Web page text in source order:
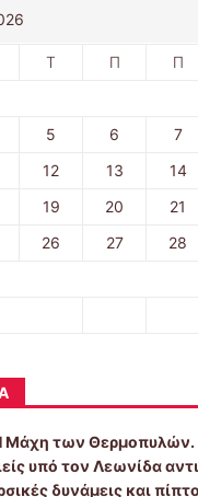
Τ Π Π
5 6 7
12 13 14
19 20 21
26 27 28
Μάχη των Θερμοπυλών.
υπό τον Λεωνίδα
δυνάμεις και